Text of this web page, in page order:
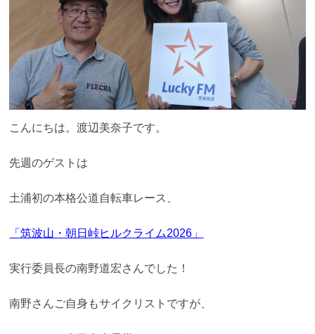
こんにちは。渡辺美奈子です。
先週のゲストは
土浦初の本格公道自転車レース、
「筑波山・朝日峠ヒルクライム2026」
実行委員長の南野道宏さんでした！
南野さんご自身もサイクリストですが、